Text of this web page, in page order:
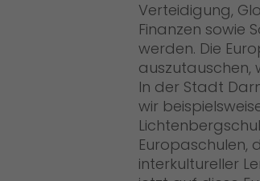
Verteidigung,
Finanzen sowie
werden. Die
auszutauschen,
In der Stadt
wir
Europaschulen,
interkultureller